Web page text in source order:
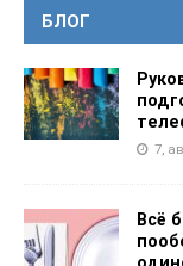
БЛОГ
7,
Всё